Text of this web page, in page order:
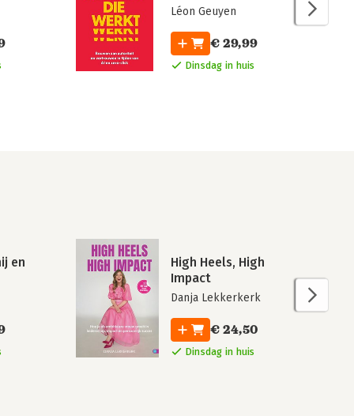
Léon Geuyen
€ 29,99
Dinsdag in huis
en
High Heels, High
Impact
Danja Lekkerkerk
€ 24,50
Dinsdag in huis